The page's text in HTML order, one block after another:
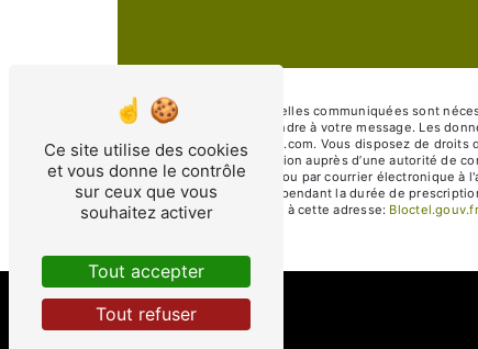
** Les données personnelles communiquées sont
dans le seul but de répondre à votre message. Les
entreprise.jaubert@gmail.com. Vous disposez de
d’introduire une réclamation auprès d’une autorité de
Novembre 33130 Bègles ou par courrier électronique
de prise de contact puis pendant la durée de
téléphonique, disponible à cette adresse: Bloctel.gouv.fr
Ce site utilise des cookies
et vous donne le contrôle
sur ceux que vous
souhaitez activer
Tout accepter
Tout refuser